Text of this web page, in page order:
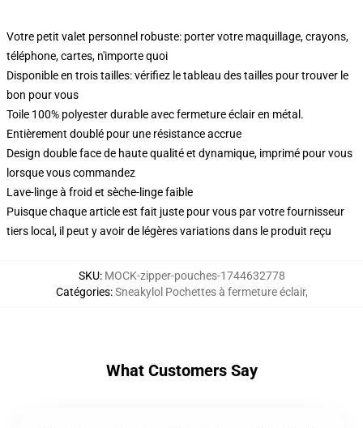
Votre petit valet personnel robuste: porter votre maquillage, crayons,
téléphone, cartes, n'importe quoi
Disponible en trois tailles: vérifiez le tableau des tailles pour trouver le
bon pour vous
Toile 100% polyester durable avec fermeture éclair en métal.
Entièrement doublé pour une résistance accrue
Design double face de haute qualité et dynamique, imprimé pour vous
lorsque vous commandez
Lave-linge à froid et sèche-linge faible
Puisque chaque article est fait juste pour vous par votre fournisseur
tiers local, il peut y avoir de légères variations dans le produit reçu
SKU: MOCK-zipper-pouches-1744632778
Catégories:Sneakylol Pochettes à fermeture éclair,
What Customers Say